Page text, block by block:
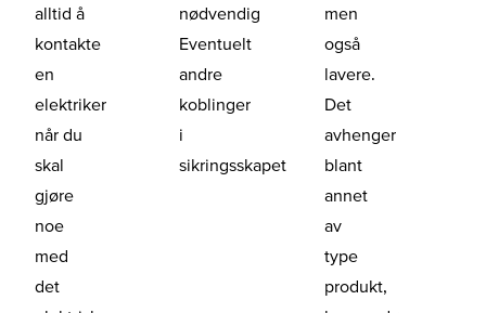
alltid å
kontakte
en
elektriker
når du
skal
gjøre
noe
med
det
nødvendig
Eventuelt
andre
koblinger
i
sikringsskapet
men
også
lavere.
Det
avhenger
blant
annet
av
type
produkt,